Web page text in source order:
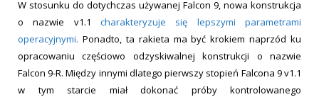
W stosunku do dotychczas używanej Falcon 9, nowa konstrukcja
o nazwie v1.1 charakteryzuje się lepszymi parametrami
operacyjnymi. Ponadto, ta rakieta ma być krokiem naprzód ku
opracowaniu częściowo odzyskiwalnej konstrukcji o nazwie
Falcon 9-R. Między innymi dlatego pierwszy stopień Falcona 9 v1.1
w tym starcie miał dokonać próby kontrolowanego